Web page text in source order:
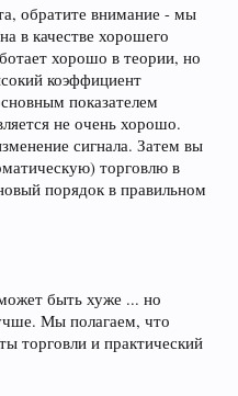
обратите внимание - мы
в качестве хорошего
хорошо в теории, но
коэффициент
показателем
не очень хорошо.
сигнала. Затем вы
торговлю в
порядок в правильном
быть хуже ... но
Мы полагаем, что
торговли и практический